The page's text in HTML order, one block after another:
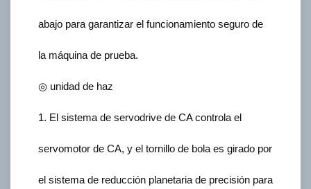
abajo para garantizar el funcionamiento seguro de
la máquina de prueba.
◎ unidad de haz
1. El sistema de servodrive de CA controla el
servomotor de CA, y el tornillo de bola es girado por
el sistema de reducción planetaria de precisión para